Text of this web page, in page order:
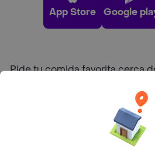
App Store Google
Pide tu comida favorita cerca